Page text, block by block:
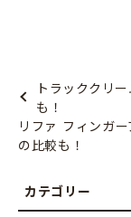
トラッククリ
も！
リファ フィンガ
の比較も！